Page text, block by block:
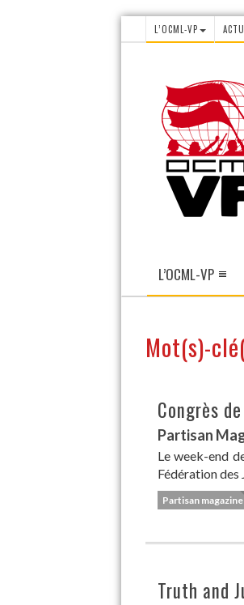
L’OCML-VP
L’OCML-VP
Mot(s)-
Congrès
Partisan
Le week-end
Fédération des
Partisan magazine
Truth and